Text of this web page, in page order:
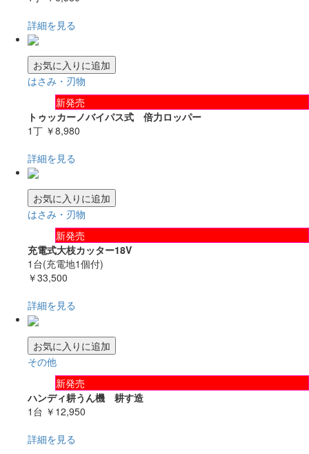
詳細を見る
お気に入りに追加
はさみ・刃物
新発売
トゥッカーノバイパス式 倍力ロッパー
1丁 ￥8,980
詳細を見る
お気に入りに追加
はさみ・刃物
新発売
充電式大枝カッター18V
1台(充電地1個付)
￥33,500
詳細を見る
お気に入りに追加
その他
新発売
ハンディ耕うん機 耕す造
1台 ￥12,950
詳細を見る